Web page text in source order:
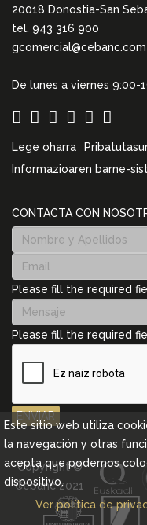
20018 Donostia-San
tel. 943 316 900
gcomercial@cebanc.com
De lunes a viernes 9:00-
Lege oharra
Informazioaren barne-
CONTACTA CON
Please fill the required
Please fill the required
ENVIAR
Copyright ©
Cebanc 2021
Este sitio web utiliza
la navegación y otras
acepta que podemos
dispositivo.
Ver política de